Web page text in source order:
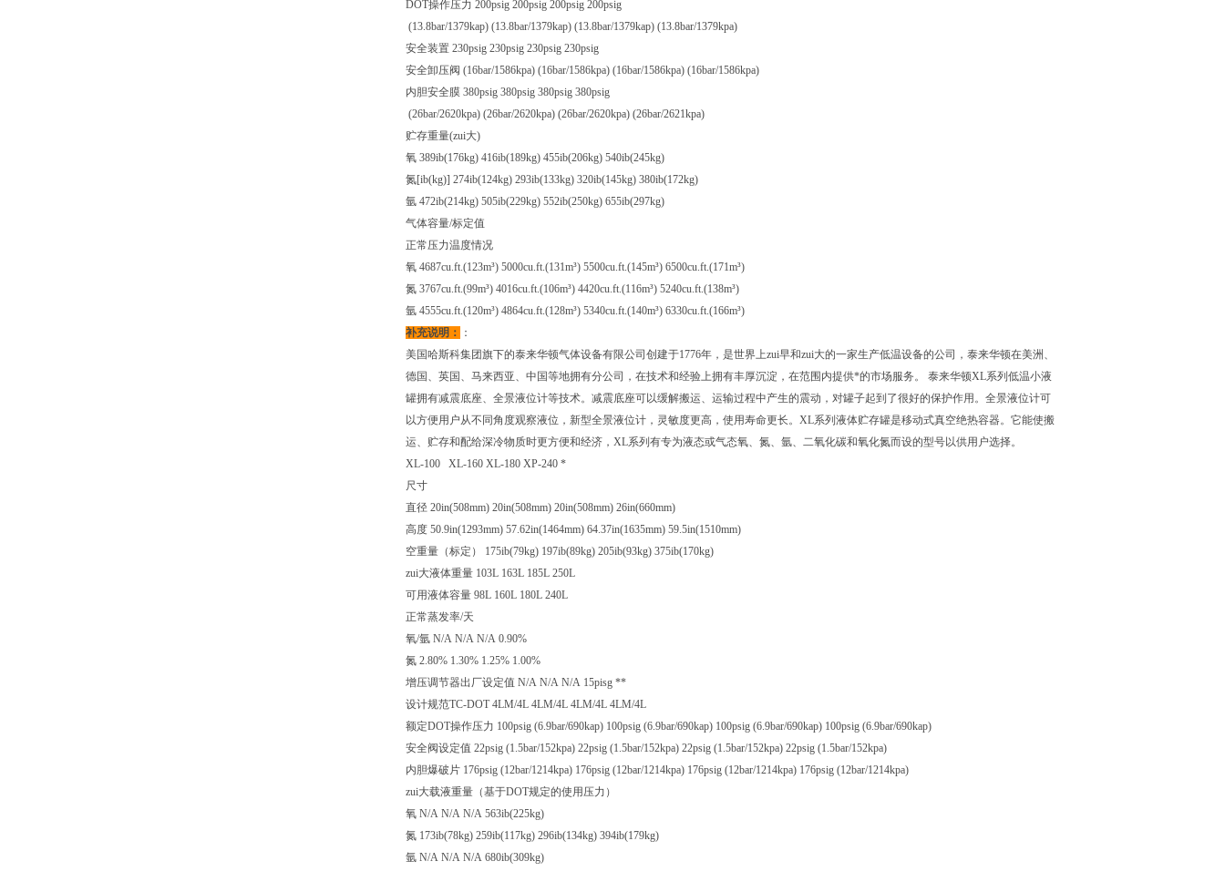
DOT操作压力 200psig 200psig 200psig 200psig
(13.8bar/1379kap) (13.8bar/1379kap) (13.8bar/1379kap) (13.8bar/1379kpa)
安全装置 230psig 230psig 230psig 230psig
安全卸压阀 (16bar/1586kpa) (16bar/1586kpa) (16bar/1586kpa) (16bar/1586kpa)
内胆安全膜 380psig 380psig 380psig 380psig
(26bar/2620kpa) (26bar/2620kpa) (26bar/2620kpa) (26bar/2621kpa)
贮存重量(zui大)
氧 389ib(176kg) 416ib(189kg) 455ib(206kg) 540ib(245kg)
氮[ib(kg)] 274ib(124kg) 293ib(133kg) 320ib(145kg) 380ib(172kg)
氩 472ib(214kg) 505ib(229kg) 552ib(250kg) 655ib(297kg)
气体容量/标定值
正常压力温度情况
氧 4687cu.ft.(123m³) 5000cu.ft.(131m³) 5500cu.ft.(145m³) 6500cu.ft.(171m³)
氮 3767cu.ft.(99m³) 4016cu.ft.(106m³) 4420cu.ft.(116m³) 5240cu.ft.(138m³)
氩 4555cu.ft.(120m³) 4864cu.ft.(128m³) 5340cu.ft.(140m³) 6330cu.ft.(166m³)
补充说明：
：
美国哈斯科集团旗下的泰来华顿气体设备有限公司创建于1776年，是世界上zui早和zui大的一家生产低温设备的公司，泰来华顿在美洲、
德国、英国、马来西亚、中国等地拥有分公司，在技术和经验上拥有丰厚沉淀，在范围内提供*的市场服务。 泰来华顿XL系列低温小液
罐拥有减震底座、全景液位计等技术。减震底座可以缓解搬运、运输过程中产生的震动，对罐子起到了很好的保护作用。全景液位计可
以方便用户从不同角度观察液位，新型全景液位计，灵敏度更高，使用寿命更长。XL系列液体贮存罐是移动式真空绝热容器。它能使搬
运、贮存和配给深冷物质时更方便和经济，XL系列有专为液态或气态氧、氮、氩、二氧化碳和氧化氮而设的型号以供用户选择。
XL-100 XL-160 XL-180 XP-240 *
尺寸
直径 20in(508mm) 20in(508mm) 20in(508mm) 26in(660mm)
高度 50.9in(1293mm) 57.62in(1464mm) 64.37in(1635mm) 59.5in(1510mm)
空重量（标定） 175ib(79kg) 197ib(89kg) 205ib(93kg) 375ib(170kg)
zui大液体重量 103L 163L 185L 250L
可用液体容量 98L 160L 180L 240L
正常蒸发率/天
氧/氩 N/A N/A N/A 0.90%
氮 2.80% 1.30% 1.25% 1.00%
增压调节器出厂设定值 N/A N/A N/A 15pisg **
设计规范TC-DOT 4LM/4L 4LM/4L 4LM/4L 4LM/4L
额定DOT操作压力 100psig (6.9bar/690kap) 100psig (6.9bar/690kap) 100psig (6.9bar/690kap) 100psig (6.9bar/690kap)
安全阀设定值 22psig (1.5bar/152kpa) 22psig (1.5bar/152kpa) 22psig (1.5bar/152kpa) 22psig (1.5bar/152kpa)
内胆爆破片 176psig (12bar/1214kpa) 176psig (12bar/1214kpa) 176psig (12bar/1214kpa) 176psig (12bar/1214kpa)
zui大载液重量（基于DOT规定的使用压力）
氧 N/A N/A N/A 563ib(225kg)
氮 173ib(78kg) 259ib(117kg) 296ib(134kg) 394ib(179kg)
氩 N/A N/A N/A 680ib(309kg)